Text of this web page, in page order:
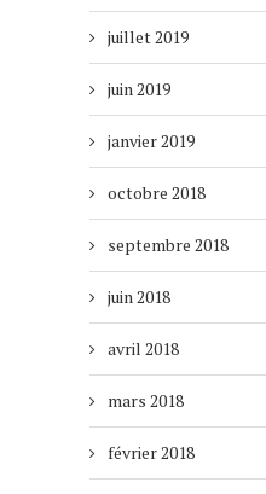
juillet 2019
juin 2019
janvier 2019
octobre 2018
septembre 2018
juin 2018
avril 2018
mars 2018
février 2018